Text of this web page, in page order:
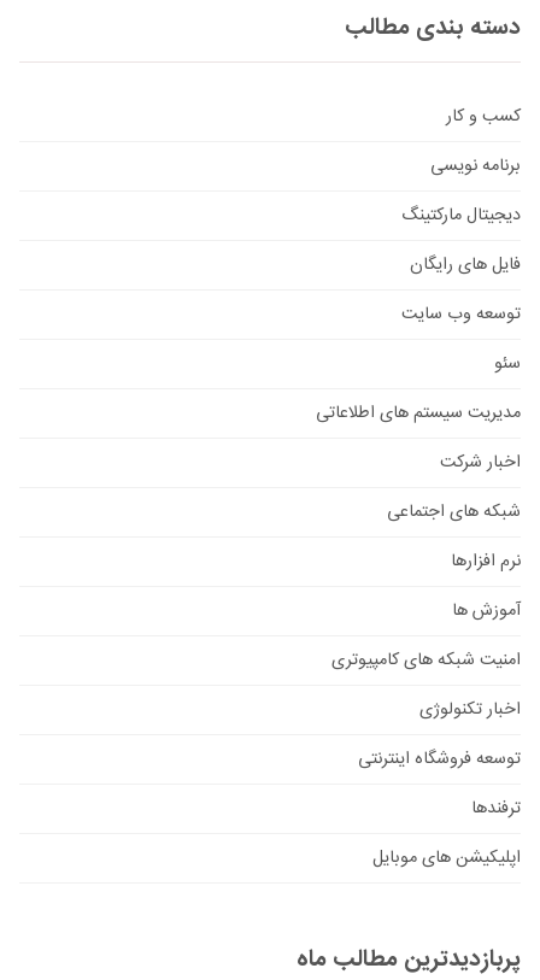
دسته بندی مطالب
کسب و کار
برنامه نویسی
دیجیتال مارکتینگ
فایل های رایگان
توسعه وب سایت
سئو
مدیریت سیستم های اطلاعاتی
اخبار شرکت
شبکه های اجتماعی
نرم افزارها
آموزش ها
امنیت شبکه های کامپیوتری
اخبار تکنولوژی
توسعه فروشگاه اینترنتی
ترفندها
اپلیکیشن های موبایل
پربازدیدترین مطالب ماه